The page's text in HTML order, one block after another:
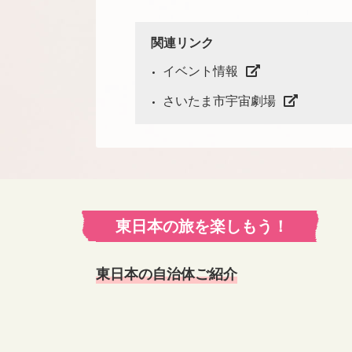
関連リンク
イベント情報
さいたま市宇宙劇場
東日本の旅を楽しもう！
東日本の自治体ご紹介